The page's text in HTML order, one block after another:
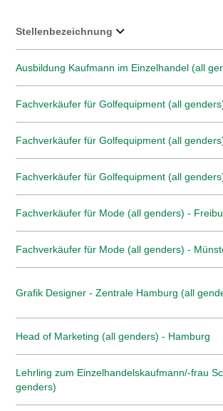
Stellenbezeichnung
Ausbildung Kaufmann im Einzelhandel (all
Fachverkäufer für Golfequipment (all
Fachverkäufer für Golfequipment (all
Fachverkäufer für Golfequipment (all
Fachverkäufer für Mode (all genders) -
Fachverkäufer für Mode (all genders) -
Grafik Designer - Zentrale Hamburg (all
Head of Marketing (all genders) - Hamburg
Lehrling zum Einzelhandelskaufmann/-frau
genders)